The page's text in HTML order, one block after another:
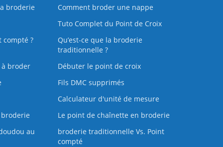
broderie
Comment broder une nappe
Tuto Complet du Point de Croix
compté ?
Qu’est-ce que la broderie
traditionnelle ?
broder
Débuter le point de croix
Fils DMC supprimés
Calculateur d'unité de mesure
Le point de chaînette en broderie
au
broderie traditionnelle Vs. Point
compté